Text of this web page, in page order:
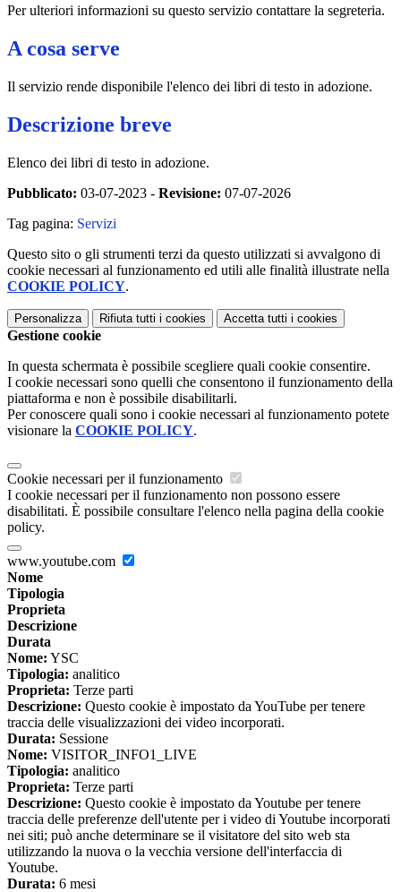
Per ulteriori informazioni su questo servizio contattare la segreteria.
A cosa serve
Il servizio rende disponibile l'elenco dei libri di testo in adozione.
Descrizione breve
Elenco dei libri di testo in adozione.
Pubblicato: 03-07-2023 - Revisione: 07-07-2026
Tag pagina: Servizi
Questo sito o gli strumenti terzi da questo utilizzati si avvalgono di
cookie necessari al funzionamento ed utili alle finalità illustrate nella
COOKIE POLICY.
Personalizza Rifiuta tutti i cookies Accetta tutti i cookies
Gestione cookie
In questa schermata è possibile scegliere quali cookie consentire.
I cookie necessari sono quelli che consentono il funzionamento della
piattaforma e non è possibile disabilitarli.
Per conoscere quali sono i cookie necessari al funzionamento potete
visionare la COOKIE POLICY.
Cookie necessari per il funzionamento
I cookie necessari per il funzionamento non possono essere
disabilitati. È possibile consultare l'elenco nella pagina della cookie
policy.
www.youtube.com
Nome
Tipologia
Proprieta
Descrizione
Durata
Nome: YSC
Tipologia: analitico
Proprieta: Terze parti
Descrizione: Questo cookie è impostato da YouTube per tenere
traccia delle visualizzazioni dei video incorporati.
Durata: Sessione
Nome: VISITOR_INFO1_LIVE
Tipologia: analitico
Proprieta: Terze parti
Descrizione: Questo cookie è impostato da Youtube per tenere
traccia delle preferenze dell'utente per i video di Youtube incorporati
nei siti; può anche determinare se il visitatore del sito web sta
utilizzando la nuova o la vecchia versione dell'interfaccia di
Youtube.
Durata: 6 mesi